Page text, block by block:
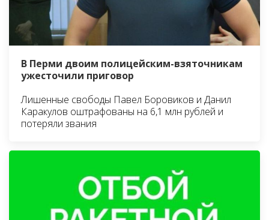
В Перми двоим полицейским-взяточникам
ужесточили приговор
Лишенные свободы Павел Боровиков и Данил
Каракулов оштрафованы на 6,1 млн рублей и
потеряли звания